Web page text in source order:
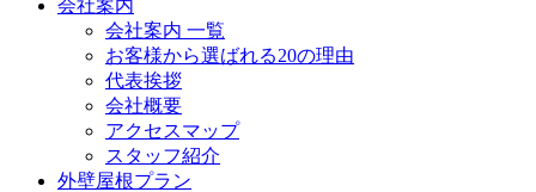
会社案内
会社案内 一覧
お客様から選ばれる20の理由
代表挨拶
会社概要
アクセスマップ
スタッフ紹介
外壁屋根プラン